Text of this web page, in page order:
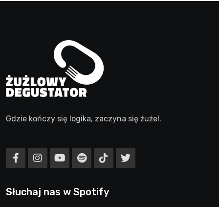
Gdzie kończy się logika, zaczyna się żużel.
Słuchaj nas w Spotify